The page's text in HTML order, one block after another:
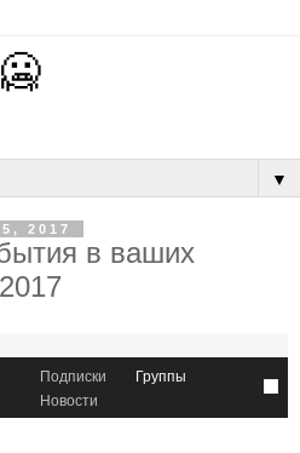
▼
2017
в ваших
Подписки
Группы
Новости